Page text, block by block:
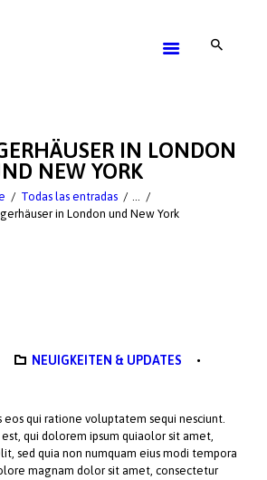
IN LONDON
NEW YORK
Todas las entradas
in London und New York
NEUIGKEITEN & UPDATES
qui ratione voluptatem sequi nesciunt.
qui dolorem ipsum quiaolor sit amet,
sed quia non numquam eius modi tempora
magnam dolor sit amet, consectetur